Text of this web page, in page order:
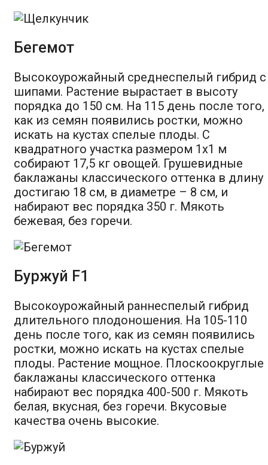
Бегемот
Высокоурожайный среднеспелый гибрид с
шипами. Растение вырастает в высоту
порядка до 150 см. На 115 день после того,
как из семян появились ростки, можно
искать на кустах спелые плоды. С
квадратного участка размером 1х1 м
собирают 17,5 кг овощей. Грушевидные
баклажаны классического оттенка в длину
достигаю 18 см, в диаметре – 8 см, и
набирают вес порядка 350 г. Мякоть
бежевая, без горечи.
Буржуй F1
Высокоурожайный раннеспелый гибрид
длительного плодоношения. На 105-110
день после того, как из семян появились
ростки, можно искать на кустах спелые
плоды. Растение мощное. Плоскоокруглые
баклажаны классического оттенка
набирают вес порядка 400-500 г. Мякоть
белая, вкусная, без горечи. Вкусовые
качества очень высокие.